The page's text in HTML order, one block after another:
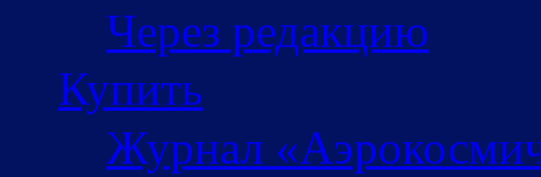
Через редакцию
Купить
Журнал